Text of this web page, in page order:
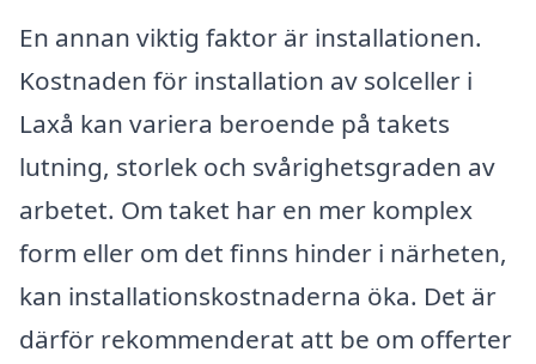
En annan viktig faktor är installationen.
Kostnaden för installation av solceller i
Laxå kan variera beroende på takets
lutning, storlek och svårighetsgraden av
arbetet. Om taket har en mer komplex
form eller om det finns hinder i närheten,
kan installationskostnaderna öka. Det är
därför rekommenderat att be om offerter